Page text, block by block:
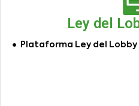
Ley del
Plataforma Ley del Lobby